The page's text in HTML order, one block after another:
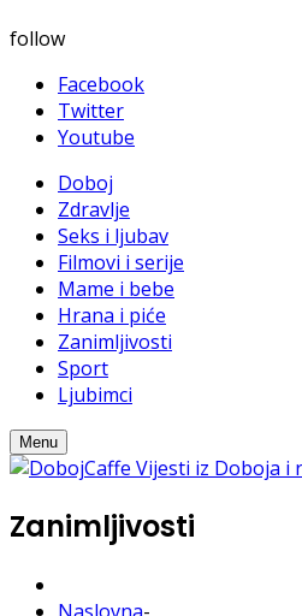
follow
Facebook
Twitter
Youtube
Doboj
Zdravlje
Seks i ljubav
Filmovi i serije
Mame i bebe
Hrana i piće
Zanimljivosti
Sport
Ljubimci
Menu
Zanimljivosti